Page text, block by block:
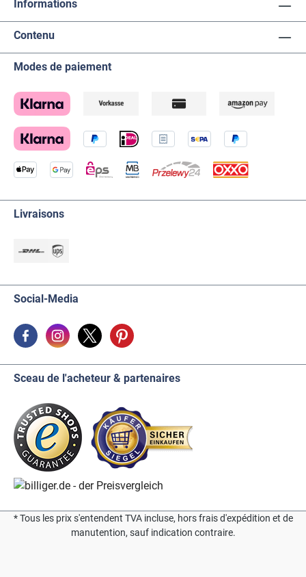
Informations
Contenu
Modes de paiement
Livraisons
Social-Media
Sceau de l'acheteur & partenaires
* Tous les prix s'entendent TVA incluse, hors frais d'expédition et de
manutention, sauf indication contraire.